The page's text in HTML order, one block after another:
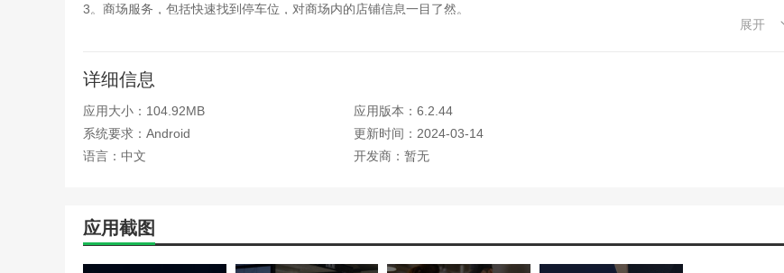
3。商场服务，包括快速找到停车位，对商场内的店铺信息一目了然。
喵街软件审查
该软件每天推出新品，并以超值的优惠价格吸引用户。同时提供超级便捷的商场服务，包括快速找到停车位，一目了然地了解商
场内的店铺信息。喵街它还提供了多种商品供用户选择和购买，满足了用户的多样化需求。
展开
详细信息
应用大小：104.92MB
应用版本：6.2.44
系统要求：Android
更新时间：2024-03-14
语言：中文
开发商：暂无
应用截图